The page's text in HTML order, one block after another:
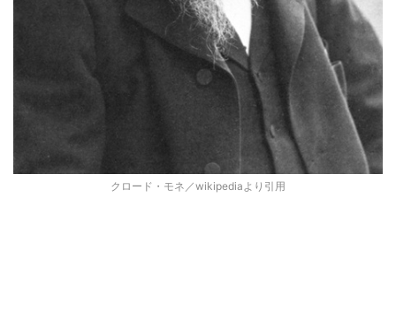
クロード・モネ／wikipediaより引用